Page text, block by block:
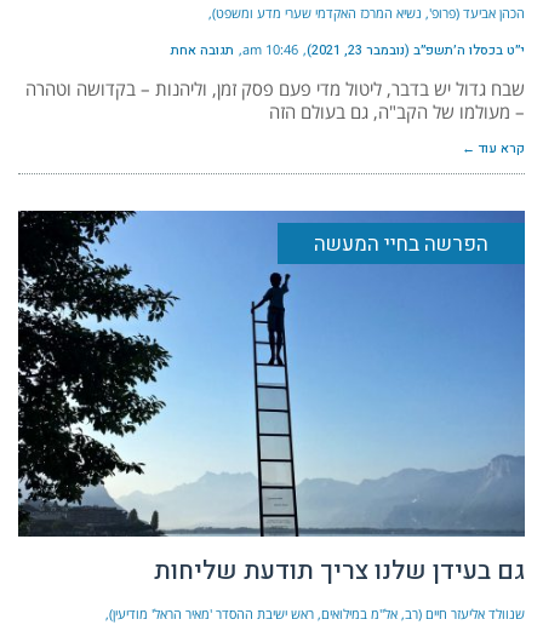
הכהן אביעד (פרופ', נשיא המרכז האקדמי שערי מדע ומשפט)
י״ט בכסלו ה׳תשפ״ב (נובמבר 23, 2021) 10:46 am תגובה אחת
שבח גדול יש בדבר, ליטול מדי פעם פסק זמן, וליהנות – בקדושה וטהרה
– מעולמו של הקב"ה, גם בעולם הזה
קרא עוד ←
הפרשה בחיי המעשה
גם בעידן שלנו צריך תודעת שליחות
שנוולד אליעזר חיים (רב, אל"מ במילואים, ראש ישיבת ההסדר 'מאיר הראל' מודיעין)